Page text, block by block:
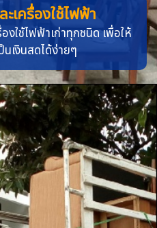
เครื่องใช้ไฟฟ้า
งใช้ไฟฟ้าเก่าทุกชนิด เพื่อให้
เงินสดได้ง่ายๆ